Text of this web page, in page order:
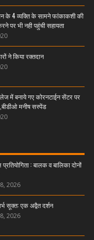
के 4 व्यक्ति के सामने फांकाकशी की
पर भी नही पहुंची सहायता
ने किया रक्तदान
में बनाये गए कोरनटाईन सेंटर पर
मनीष सस्पेंड
: बालक व बालिका दोनों
2026
सूक्त: एक अद्वैत दर्शन
2026